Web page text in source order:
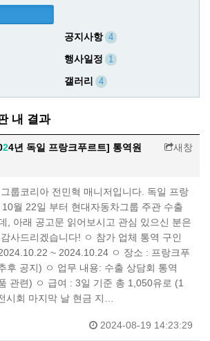
공지사항 4
행사일정 1
갤러리 4
내 결과
24년 독일 프랑크푸르트] 통역원
새창
룹코리아 전민혁 매니저입니다. 독일 프랑
월 22일 부터 현대자동차그룹 주관 수출
, 아래 공고문 읽어보시고 관심 있으신 분은
사드리겠습니다! ㅇ 참가 업체 통역 구인
~ 2024.10.24 ㅇ 장소 : 프랑크푸
후 공지) ㅇ 업무 내용: 수출 상담회 통역
관련) ㅇ 급여 : 3일 기준 총 1,050유로 (1
시회 마지막 날 현금 지…
2024-08-19 14:23:29